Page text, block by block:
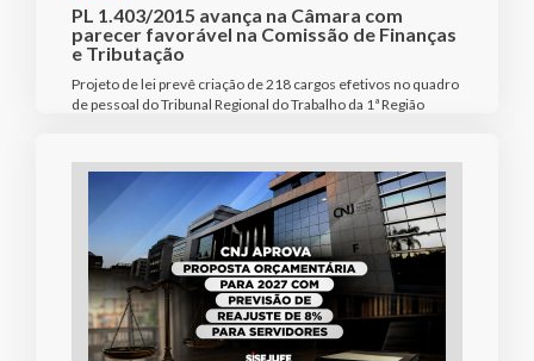
PL 1.403/2015 avança na Câmara com
parecer favorável na Comissão de Finanças
e Tributação
Projeto de lei prevê criação de 218 cargos efetivos no quadro
de pessoal do Tribunal Regional do Trabalho da 1ª Região